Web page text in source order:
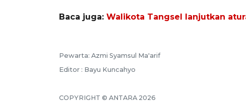
Baca juga: Walikota Tangsel lanjutkan
Pewarta: Azmi Syamsul Ma'arif
Editor : Bayu Kuncahyo
COPYRIGHT © ANTARA 2026